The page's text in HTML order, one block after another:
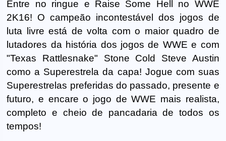
Entre no ringue e Raise Some Hell no WWE
2K16! O campeão incontestável dos jogos de
luta livre está de volta com o maior quadro de
lutadores da história dos jogos de WWE e com
"Texas Rattlesnake" Stone Cold Steve Austin
como a Superestrela da capa! Jogue com suas
Superestrelas preferidas do passado, presente e
futuro, e encare o jogo de WWE mais realista,
completo e cheio de pancadaria de todos os
tempos!